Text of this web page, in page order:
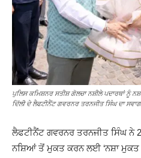
ਪੁਲਿਸ ਕਮਿਸ਼ਨਰ ਸਤੀਸ਼ ਗੋਲਚਾ ਨਸ਼ੀਲੇ ਪਦਾਰਥਾਂ ਨੂੰ
ਦਿੱਲੀ ਦੇ ਲੈਫਟੀਨੈਂਟ ਗਵਰਨਰ ਤਰਨਜੀਤ ਸਿੰਘ ਦਾ
ਲੈਫਟੀਨੈਂਟ ਗਵਰਨਰ ਤਰਨਜੀਤ ਸਿੰਘ ਨੇ
ਨਸ਼ਿਆਂ ਤੋਂ ਮੁਕਤ ਕਰਨ ਲਈ‘ਨਸ਼ਾ ਮੁਕਤ